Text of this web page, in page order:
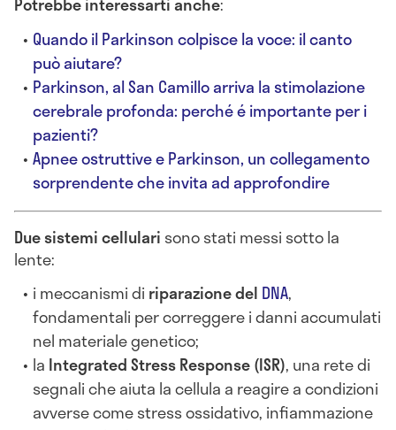
Quando il Parkinson colpisce la voce: il canto
può aiutare?
Parkinson, al San Camillo arriva la stimolazione
cerebrale profonda: perché é importante per i
pazienti?
Apnee ostruttive e Parkinson, un collegamento
sorprendente che invita ad approfondire
Due sistemi cellulari sono stati messi sotto la
lente:
i meccanismi di riparazione del DNA,
fondamentali per correggere i danni accumulati
nel materiale genetico;
la Integrated Stress Response (ISR), una rete di
segnali che aiuta la cellula a reagire a condizioni
avverse come stress ossidativo, infiammazione